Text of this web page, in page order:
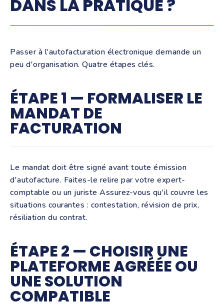
DANS LA PRATIQUE ?
Passer à l'autofacturation électronique demande un
peu d'organisation. Quatre étapes clés.
ÉTAPE 1 — FORMALISER LE
MANDAT DE
FACTURATION
Le mandat doit être signé avant toute émission
d'autofacture. Faites-le relire par votre expert-
comptable ou un juriste Assurez-vous qu'il couvre les
situations courantes : contestation, révision de prix,
résiliation du contrat.
ÉTAPE 2 — CHOISIR UNE
PLATEFORME AGRÉÉE OU
UNE SOLUTION
COMPATIBLE